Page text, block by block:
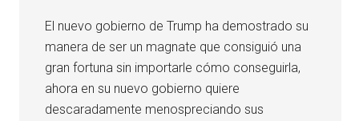
El nuevo gobierno de Trump ha demostrado su
manera de ser un magnate que consiguió una
gran fortuna sin importarle cómo conseguirla,
ahora en su nuevo gobierno quiere
descaradamente menospreciando sus